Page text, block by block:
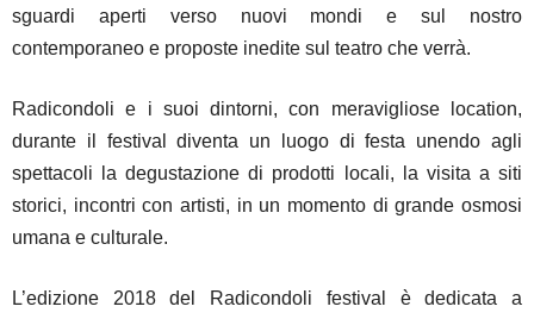
sguardi aperti verso nuovi mondi e sul nostro
contemporaneo e proposte inedite sul teatro che verrà.
Radicondoli e i suoi dintorni, con meravigliose location,
durante il festival diventa un luogo di festa unendo agli
spettacoli la degustazione di prodotti locali, la visita a siti
storici, incontri con artisti, in un momento di grande osmosi
umana e culturale.
L’edizione 2018 del Radicondoli festival è dedicata a